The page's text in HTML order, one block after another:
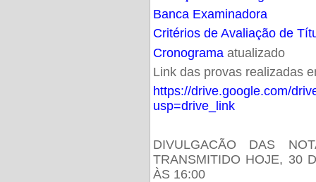
Banca Examinadora
Critérios de Avaliação de
Cronogramaatualizado
Link das provas realizadas
https://drive.google.com/
usp=drive_link
DIVULGACÃO DAS
TRANSMITIDO HOJE, 30
ÀS 16:00